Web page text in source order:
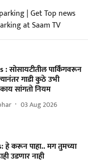
| Get Top news
at Saam TV
सोसायटीतील पार्किंगवरून
गाडी कुठे उभी
सांगतो नियम
03 Aug 2026
हे करून पाहा.. मग तुमच्या
उडणार नाही